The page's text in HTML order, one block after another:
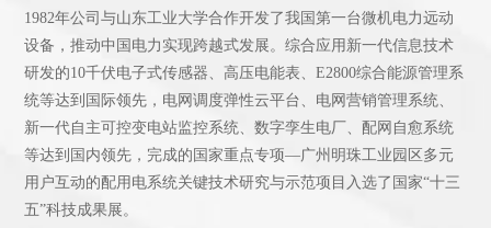
1982年公司与山东工业大学合作开发了我国第一台微机电力远动
设备，推动中国电力实现跨越式发展。综合应用新一代信息技术
研发的10千伏电子式传感器、高压电能表、E2800综合能源管理系
统等达到国际领先，电网调度弹性云平台、电网营销管理系统、
新一代自主可控变电站监控系统、数字孪生电厂、配网自愈系统
等达到国内领先，完成的国家重点专项—广州明珠工业园区多元
用户互动的配用电系统关键技术研究与示范项目入选了国家“十三
五”科技成果展。